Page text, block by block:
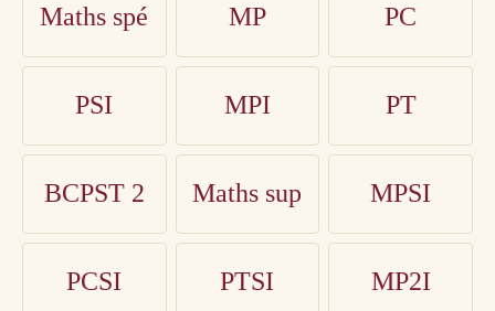
Maths spé MP PC
PSI MPI PT
BCPST 2 Maths sup MPSI
PCSI PTSI MP2I